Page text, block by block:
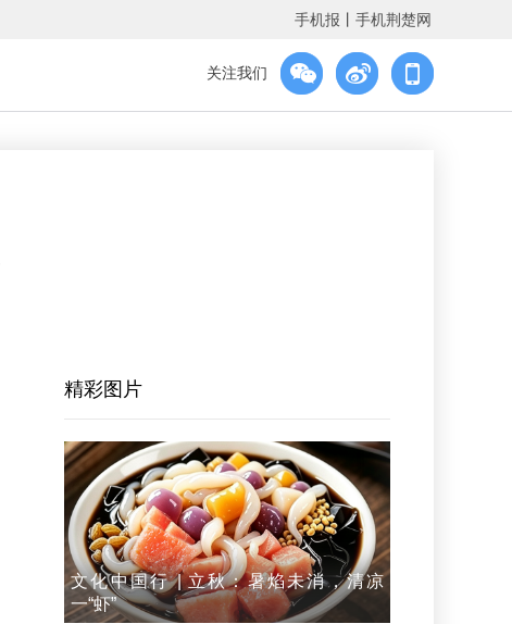
手机报 手机荆楚网
关注我们
精彩图片
文化中国行 | 立秋：暑焰未消，清凉
一“虾”